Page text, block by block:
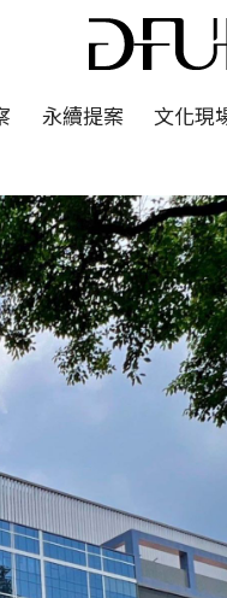
永續提案 文化現